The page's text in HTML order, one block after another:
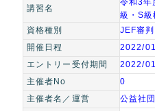
講習名
令和3年
級・S級
資格種別
JEF審
開催日程
2022/
エントリー受付期間
2022/
主催者No
0
主催者名／運営
公益社